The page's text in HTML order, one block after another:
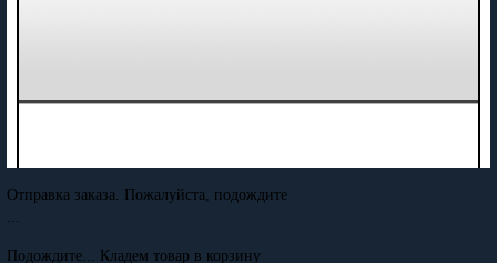
Отправка заказа. Пожалуйста, подождите
...
Подождите... Кладем товар в корзину